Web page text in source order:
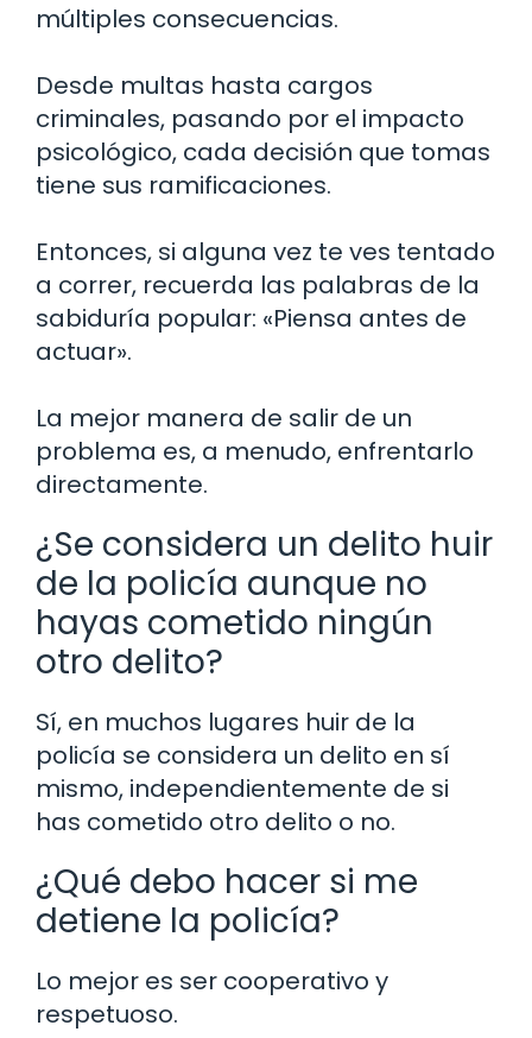
múltiples consecuencias.
Desde multas hasta cargos
criminales, pasando por el impacto
psicológico, cada decisión que tomas
tiene sus ramificaciones.
Entonces, si alguna vez te ves tentado
a correr, recuerda las palabras de la
sabiduría popular: «Piensa antes de
actuar».
La mejor manera de salir de un
problema es, a menudo, enfrentarlo
directamente.
¿Se considera un delito huir
de la policía aunque no
hayas cometido ningún
otro delito?
Sí, en muchos lugares huir de la
policía se considera un delito en sí
mismo, independientemente de si
has cometido otro delito o no.
¿Qué debo hacer si me
detiene la policía?
Lo mejor es ser cooperativo y
respetuoso.